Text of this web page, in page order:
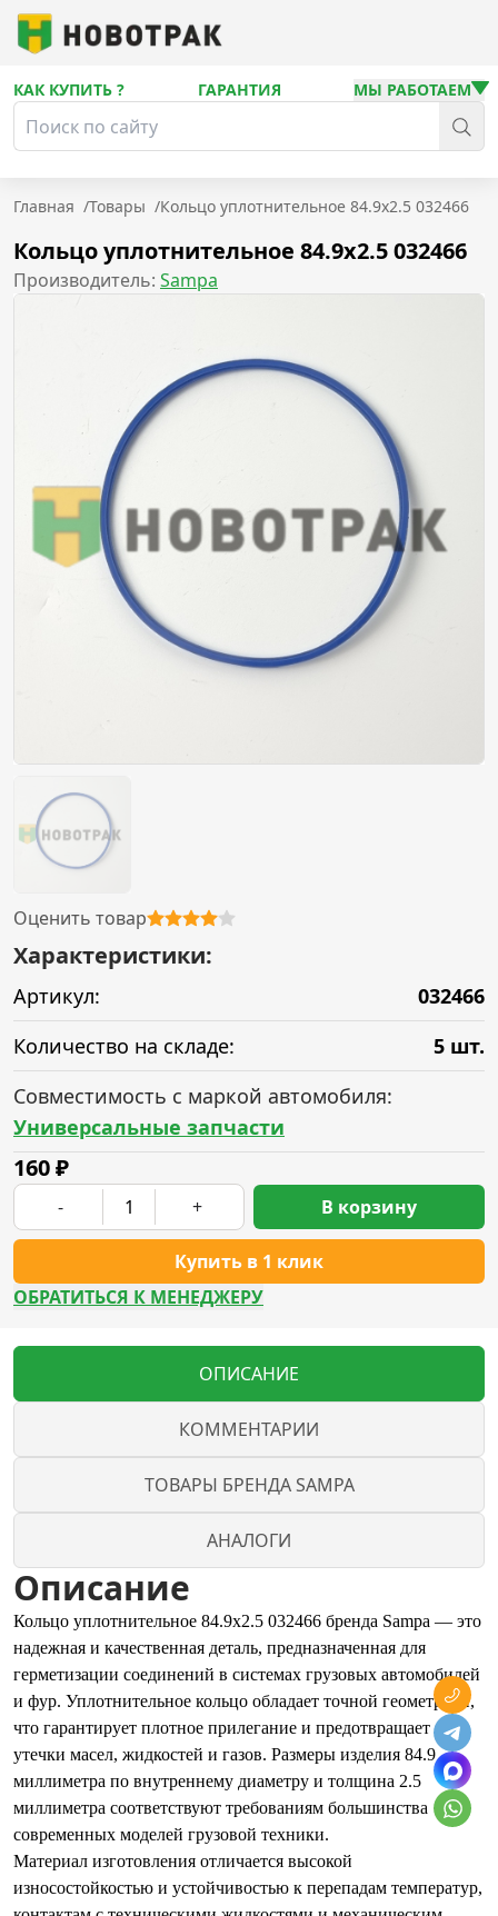
КАК КУПИТЬ ? ГАРАНТИЯ МЫ РАБОТАЕМ
Главная /Товары /Кольцо уплотнительное 84.9x2.5 032466
Кольцо уплотнительное 84.9x2.5 032466
Производитель: Sampa
Оценить товар
Характеристики:
Артикул:
032466
Количество на складе:
5 шт.
Совместимость с маркой автомобиля:
Универсальные запчасти
160₽
- +
Купить в 1 клик
В корзину
ОБРАТИТЬСЯ К МЕНЕДЖЕРУ
ОПИСАНИЕ
КОММЕНТАРИИ
ТОВАРЫ БРЕНДА SAMPA
АНАЛОГИ
Описание
Кольцо уплотнительное 84.9x2.5 032466 бренда Sampa — это
надежная и качественная деталь, предназначенная для
герметизации соединений в системах грузовых автомобилей
и фур. Уплотнительное кольцо обладает точной геометрией,
что гарантирует плотное прилегание и предотвращает
утечки масел, жидкостей и газов. Размеры изделия 84.9
миллиметра по внутреннему диаметру и толщина 2.5
миллиметра соответствуют требованиям большинства
современных моделей грузовой техники.
Материал изготовления отличается высокой
износостойкостью и устойчивостью к перепадам температур,